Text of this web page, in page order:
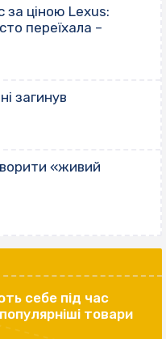
за ціною Lexus:
переїхала –
загинув
«живий
себе під час
товари